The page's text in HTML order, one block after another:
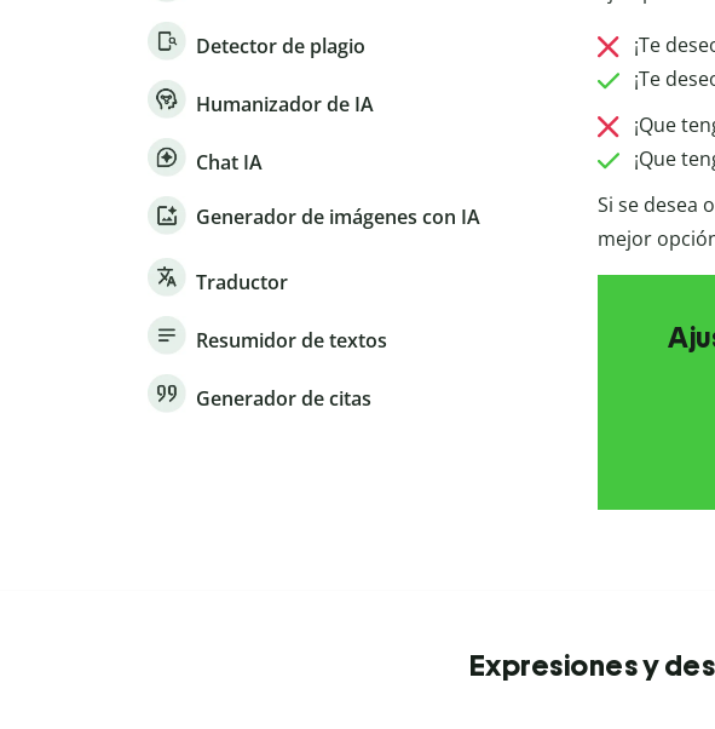
Detector de plagio
Humanizador de IA
Chat IA
Generador de imágenes con IA
Traductor
Resumidor de textos
Generador de citas
¡Te
¡Te
¡Que
¡Que
Si se desea
mejor
Expresiones y